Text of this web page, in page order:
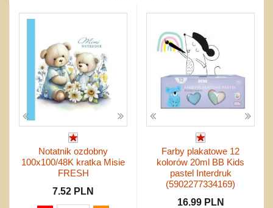
Dźwiekowe
Bajkowe
Inne
Maty do zabawy
Do rozkręcania
Bąki
Pojazdy
Inne
do koszykówki
Wyprzedaż
Promocje
Zakupy hurtowe
Koszty przesyłki
Regulamin
Kontakt
Notatnik ozdobny
100x100/48K kratka Misie
FRESH
7.52 PLN
Farby plakatowe 12
kolorów 20ml BB Kids
pastel Interdruk
(5902277334169)
16.99 PLN